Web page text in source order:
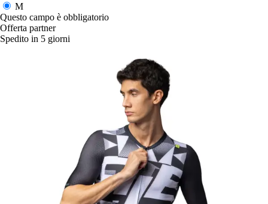
M
Questo campo è obbligatorio
Offerta partner
Spedito in 5 giorni